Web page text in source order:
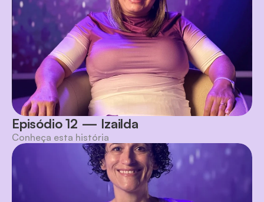
Episódio 12 — Izailda
Conheça esta história